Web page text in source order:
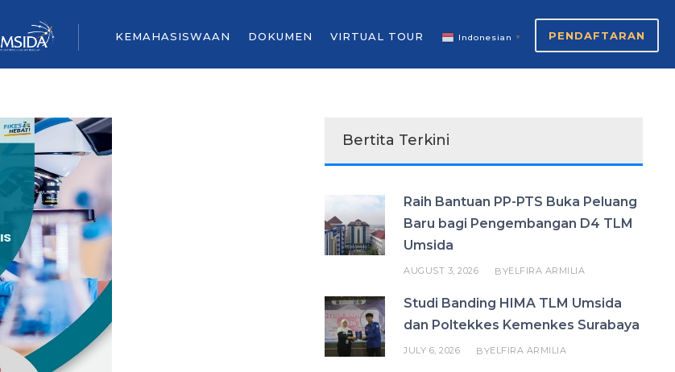
KEMAHASISWAAN DOKUMEN VIRTUAL TOUR Indonesian ▼ PENDAFTARAN
Bertita Terkini
Raih Bantuan PP-PTS Buka Peluang
Baru bagi Pengembangan D4 TLM
Umsida
AUGUST 3, 2026 BYELFIRA ARMILIA
Studi Banding HIMA TLM Umsida
dan Poltekkes Kemenkes Surabaya
JULY 6, 2026 BYELFIRA ARMILIA